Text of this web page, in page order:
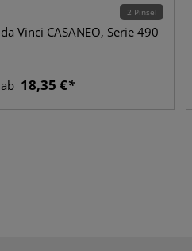
2 Pinsel
da Vinci CASANEO, Serie 490
ab 18,35 €